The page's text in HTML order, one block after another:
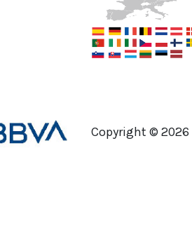
Copyright © 2026